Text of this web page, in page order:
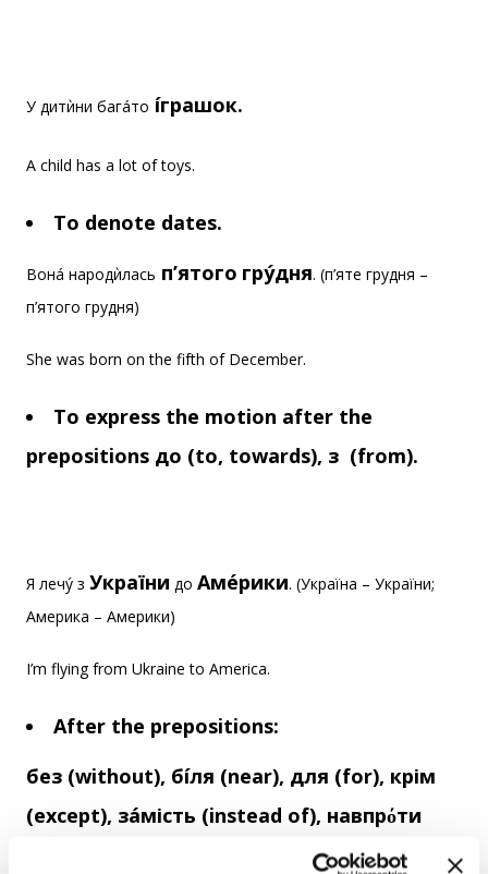
У дитѝни багáто íграшок.
A child has a lot of toys.
To denote dates.
Вонá народѝлась п’ятого грýдня. (п’яте грудня –
п’ятого грудня)
She was born on the fifth of December.
To express the motion after the
prepositions до (to, towards), з (from).
Я лечý з України до Амéрики. (Україна – України;
Америка – Америки)
I’m flying from Ukraine to America.
After the prepositions:
без (without), бíля (near), для (for), крім
(except), зáмість (instead of), навпрόти
(opposite), під час (during), до-пíсля